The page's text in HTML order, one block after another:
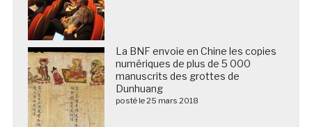
La BNF envoie en Chine les copies
numériques de plus de 5 000
manuscrits des grottes de
Dunhuang
posté le 25 mars 2018